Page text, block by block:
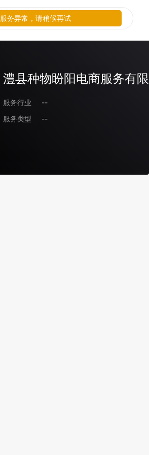
澧县种物盼阳电商服务有
服务行业
--
服务类型
--
服务异常，请稍候再试